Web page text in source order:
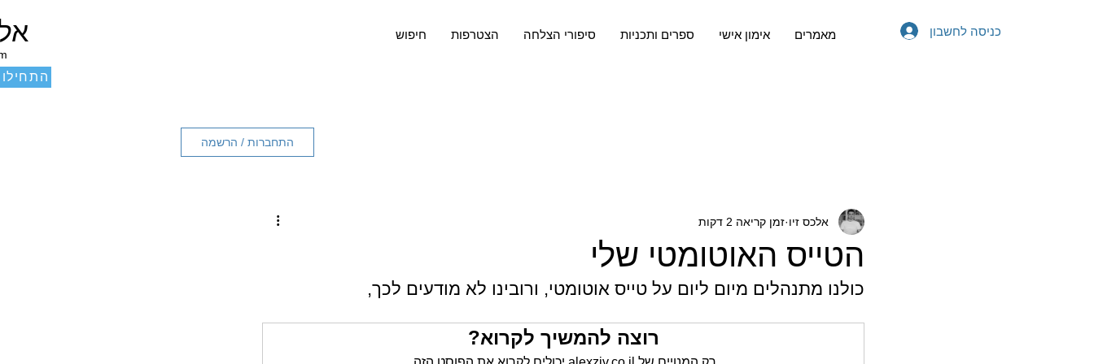
חיפוש הצטרפות סיפורי הצלחה ספרים ותכניות אימון אישי מאמרים כניסה לחשבון
התחילו
התחברות / הרשמה
הטייס האוטומטי שלי
אלכס זיו זמן קריאה 2 דקות
כולנו מתנהלים מיום ליום על טייס אוטומטי, ורובינו לא מודעים לכך,
רוצה להמשיך לקרוא?